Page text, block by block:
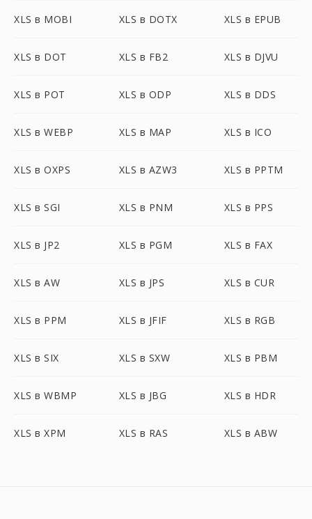
XLS в MOBI XLS в DOTX XLS в EPUB
XLS в DOT XLS в FB2 XLS в DJVU
XLS в POT XLS в ODP XLS в DDS
XLS в WEBP XLS в MAP XLS в ICO
XLS в OXPS XLS в AZW3 XLS в PPTM
XLS в SGI XLS в PNM XLS в PPS
XLS в JP2 XLS в PGM XLS в FAX
XLS в AW XLS в JPS XLS в CUR
XLS в PPM XLS в JFIF XLS в RGB
XLS в SIX XLS в SXW XLS в PBM
XLS в WBMP XLS в JBG XLS в HDR
XLS в XPM XLS в RAS XLS в ABW